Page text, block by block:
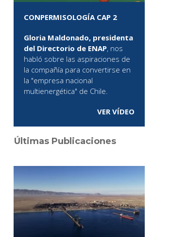
CONPERMISOLOGÍA CAP 2
Gloria Maldonado, presidenta
del Directorio de ENAP, nos
habló sobre las aspiraciones de
la compañía para convertirse en
la "empresa nacional
multienergética" de Chile.
VER VÍDEO
Últimas Publicaciones